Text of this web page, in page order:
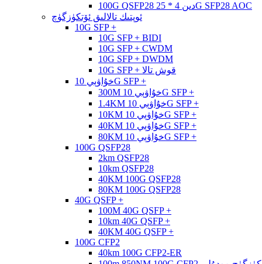
100G QSFP28 دىن 4 * 25G SFP28 AOC
ئوپتىك تالالىق ئۆتكۈزگۈچ
10G SFP +
10G SFP + BIDI
10G SFP + CWDM
10G SFP + DWDM
10G SFP + قوش تالا
خۇاۋېي 10G SFP +
300M خۇاۋېي 10G SFP +
1.4KM خۇاۋېي 10G SFP +
10KM خۇاۋېي 10G SFP +
40KM خۇاۋېي 10G SFP +
80KM خۇاۋېي 10G SFP +
100G QSFP28
2km QSFP28
10km QSFP28
40KM 100G QSFP28
80KM 100G QSFP28
40G QSFP +
100M 40G QSFP +
10km 40G QSFP +
40KM 40G QSFP +
100G CFP2
40km 100G CFP2-ER